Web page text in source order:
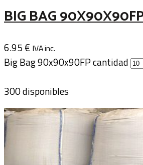
BIG BAG
6.95€ IVA inc.
Big Bag 90x90x90FP cantidad
300 disponibles